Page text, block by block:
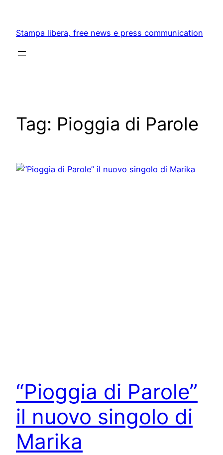
content
Stampa libera, free news e press communication
Tag: Pioggia di Parole
“Pioggia di Parole”
il nuovo singolo di
Marika